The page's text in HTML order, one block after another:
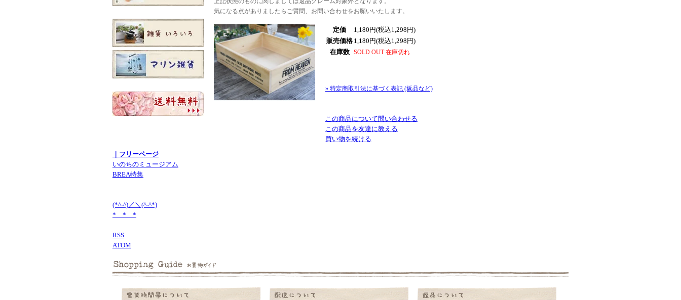
気になる点がありましたらご質問、お問い合わせをお願いいたします。
定価
1,180円(税込1,298円)
販売価格 1,180円(税込1,298円)
在庫数
SOLD OUT 在庫切れ
» 特定商取引法に基づく表記 (返品など)
この商品について問い合わせる
この商品を友達に教える
買い物を続ける
｜フリーページ
いのちのミュージアム
BREA特集
(*^-^)／＼(^-^*)
* * *
RSS
ATOM